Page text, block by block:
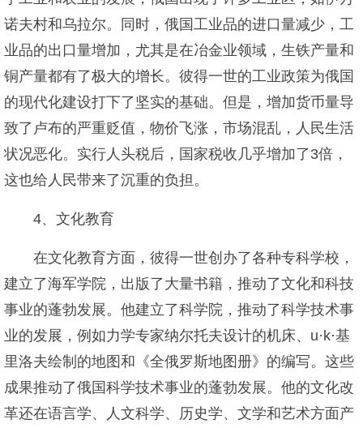
诺夫村和乌拉尔。同时，俄国工业品的进口量减少，工
业品的出口量增加，尤其是在冶金业领域，生铁产量和
铜产量都有了极大的增长。彼得一世的工业政策为俄国
的现代化建设打下了坚实的基础。但是，增加货币量导
致了卢布的严重贬值，物价飞涨，市场混乱，人民生活
状况恶化。实行人头税后，国家税收几乎增加了3倍，
这也给人民带来了沉重的负担。
4、文化教育
在文化教育方面，彼得一世创办了各种专科学校，
建立了海军学院，出版了大量书籍，推动了文化和科技
事业的蓬勃发展。他建立了科学院，推动了科学技术事
业的发展，例如力学专家纳尔托夫设计的机床、u·k·基
里洛夫绘制的地图和《全俄罗斯地图册》的编写。这些
成果推动了俄国科学技术事业的蓬勃发展。他的文化改
革还在语言学、人文科学、历史学、文学和艺术方面产